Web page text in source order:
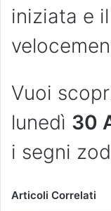
iniziata e
Vuoi
lunedì 30
i segni
Articoli Correlati